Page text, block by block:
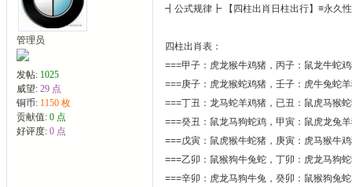
管理员
发帖: 1025
威望: 29 点
铜币: 1150 枚
贡献值: 0 点
好评度: 0 点
┫公式规律┣ 【四柱出肖日柱出行】≡永久
四柱出肖表：
===甲子：虎龙猴牛鸡猪，丙子：鼠龙牛蛇
===庚子：虎龙猴蛇鸡猪，壬子：虎牛兔蛇
===丁丑：龙马蛇羊鸡猪，已丑：鼠虎马猴
===癸丑：鼠龙马狗蛇鸡，甲寅：鼠虎龙兔
===戊寅：鼠虎猴牛蛇猪，庚寅：虎马猴牛
===乙卯：鼠猴狗牛兔蛇，丁卯：虎龙马狗
===辛卯：虎龙马狗牛兔，癸卯：鼠猴狗兔